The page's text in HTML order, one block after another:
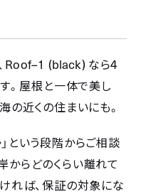
Roof–1 (black) なら4
。屋根と一体で美し
の近くの住まいにも。
という段階からご相談
らどのくらい離れて
れば、保証の対象にな